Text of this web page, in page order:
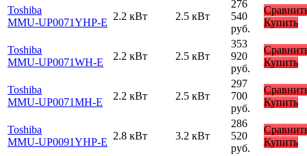
Toshiba
MMU-UP0071YHP-E
2.2 кВт 2.5 кВт
276
540
руб.
Купить
Toshiba
MMU-UP0071WH-E
2.2 кВт 2.5 кВт
353
920
руб.
Купить
Toshiba
MMU-UP0071MH-E
2.2 кВт 2.5 кВт
297
700
руб.
Купить
Toshiba
MMU-UP0091YHP-E
2.8 кВт 3.2 кВт
286
520
руб.
Купить